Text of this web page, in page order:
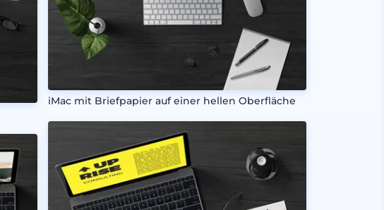
iMac mit Briefpapier auf einer hellen Oberfläche